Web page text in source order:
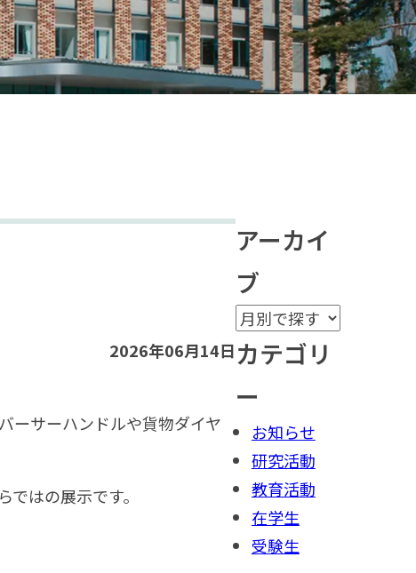
2026年06月14日
ーサーハンドルや貨物ダイヤ
はの展示です。
アーカイ
ブ
カテゴリ
ー
お知らせ
研究活動
教育活動
在学生
受験生